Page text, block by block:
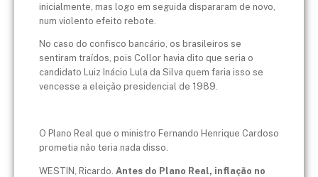
inicialmente, mas logo em seguida dispararam de novo,
num violento efeito rebote.
No caso do confisco bancário, os brasileiros se
sentiram traídos, pois Collor havia dito que seria o
candidato Luiz Inácio Lula da Silva quem faria isso se
vencesse a eleição presidencial de 1989.
O Plano Real que o ministro Fernando Henrique Cardoso
prometia não teria nada disso.
WESTIN, Ricardo. Antes do Plano Real, inflação no